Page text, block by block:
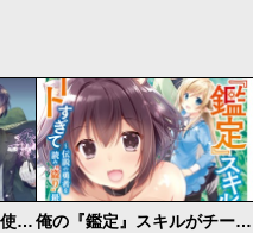
ゴミ以下だと追放された使用人、実は前世賢者です ～史上最強の賢者、世界最高峰の学園に通う～ 俺の『鑑定』スキルがチートすぎて